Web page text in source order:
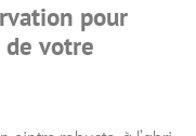
pour
votre